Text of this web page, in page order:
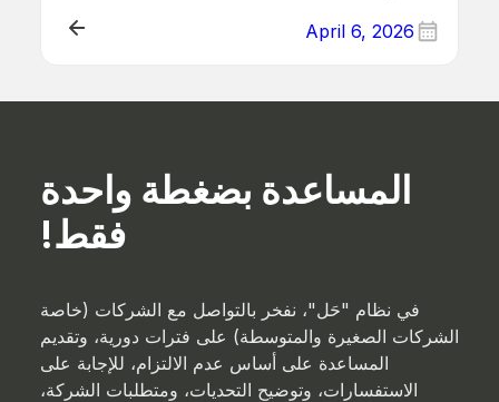
April 6, 2026
المساعدة بضغطة واحدة
فقط!
في نظام "حَل"، نفخر بالتواصل مع الشركات (خاصة
الشركات الصغيرة والمتوسطة) على فترات دورية، وتقديم
المساعدة على أساس عدم الالتزام، للإجابة على
الاستفسارات، وتوضيح التحديات، ومتطلبات الشركة،